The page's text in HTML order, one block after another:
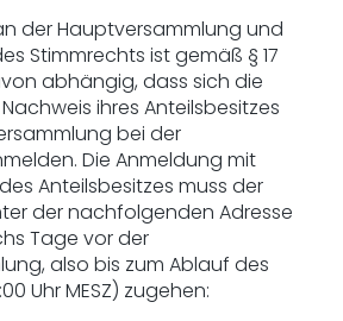
der Hauptversammlung und
Stimmrechts ist gemäß § 17
abhängig, dass sich die
ihres Anteilsbesitzes
bei der
Die Anmeldung mit
Anteilsbesitzes muss der
der nachfolgenden Adresse
Tage vor der
also bis zum Ablauf des
Uhr MESZ) zugehen: